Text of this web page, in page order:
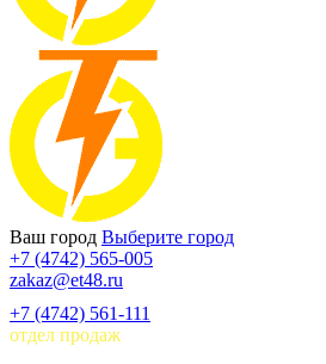
Ваш город Выберите город
+7 (4742) 565-005
zakaz@et48.ru
+7 (4742) 561-111
отдел продаж